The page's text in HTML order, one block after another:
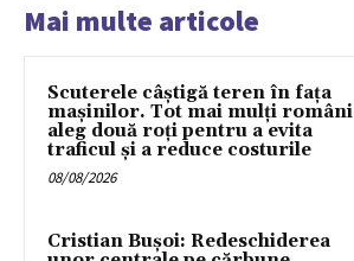
Mai multe articole
Scuterele câștigă teren în fața
mașinilor. Tot mai mulți români
aleg două roți pentru a evita
traficul și a reduce costurile
08/08/2026
Cristian Bușoi: Redeschiderea